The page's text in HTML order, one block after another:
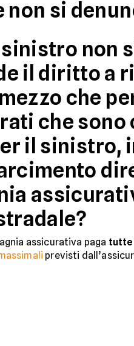
non si
non
il diritto a
che
che
il sinistro,
assicurativa paga tutte
previsti